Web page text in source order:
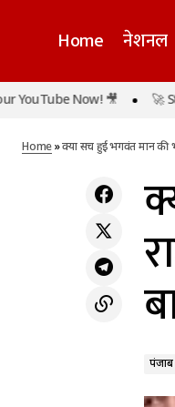
Home नेशनल
मुख्यमंत्री हेमंत सोरेन का
को नौकरी और श्रमिकों को
Now! 🎥 🚀 Stay
Home»क्या सच हुई भगवंत मान की
पंजाब